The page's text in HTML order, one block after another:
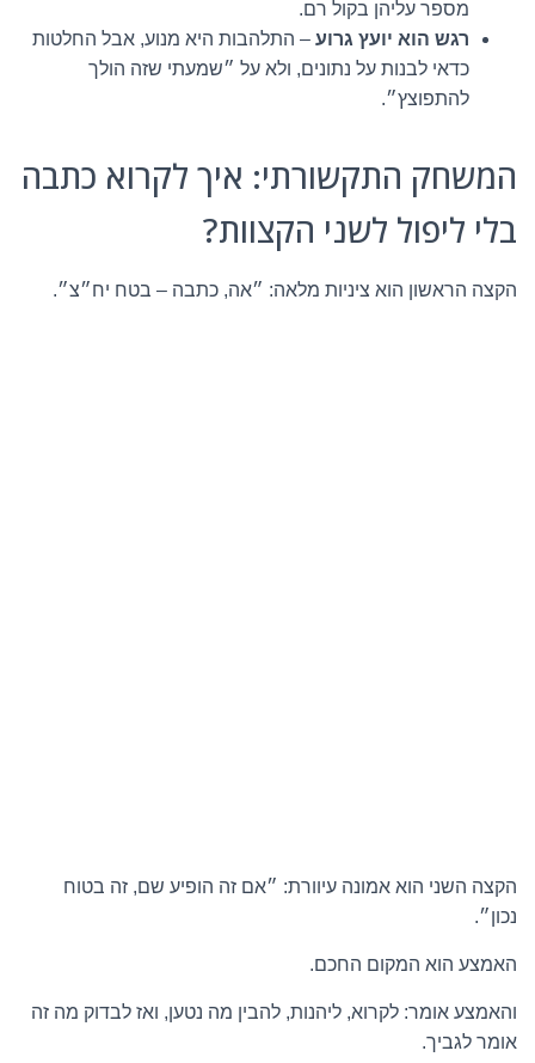
מספר עליהן בקול רם.
רגש הוא יועץ גרוע – התלהבות היא מנוע, אבל החלטות
כדאי לבנות על נתונים, ולא על ״שמעתי שזה הולך
להתפוצץ״.
המשחק התקשורתי: איך לקרוא כתבה
בלי ליפול לשני הקצוות?
הקצה הראשון הוא ציניות מלאה: ״אה, כתבה – בטח יח״צ״.
הקצה השני הוא אמונה עיוורת: ״אם זה הופיע שם, זה בטוח
נכון״.
האמצע הוא המקום החכם.
והאמצע אומר: לקרוא, ליהנות, להבין מה נטען, ואז לבדוק מה זה
אומר לגביך.